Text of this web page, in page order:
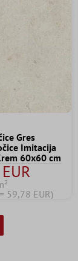
Gres
Imitacija
60x60 cm
59,78 EUR)